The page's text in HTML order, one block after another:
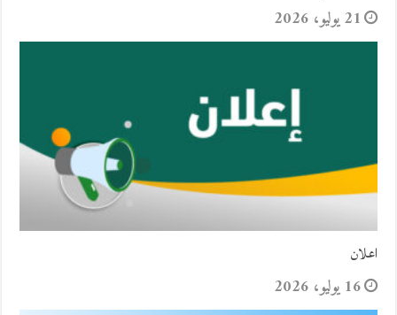
21 يوليو، 2026
اعلان
16 يوليو، 2026